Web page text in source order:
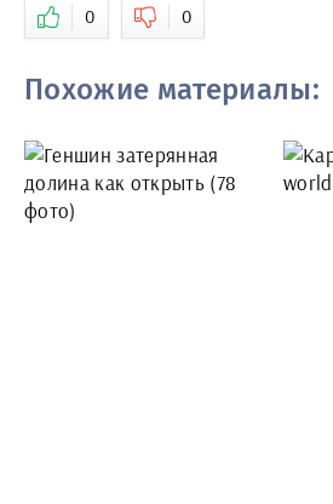
0 0
Похожие материалы: